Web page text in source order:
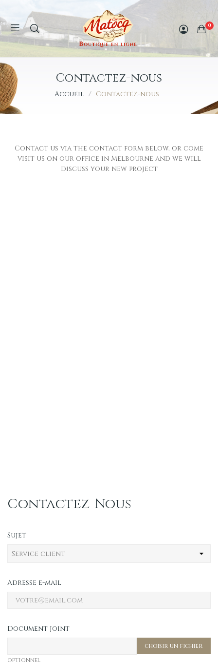
0
Contactez-nous
Accueil Contactez-nous
Contact us via the contact form below, or come
visit us on our office in Melbourne and we will
discuss your new project
Contactez-Nous
Sujet
Adresse e-mail
Document joint
CHOISIR UN FICHIER
optionnel